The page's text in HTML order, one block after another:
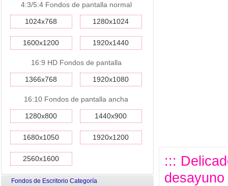
4:3/5:4 Fondos de pantalla normal
1024x768 1280x1024
1600x1200 1920x1440
16:9 HD Fondos de pantalla
1366x768 1920x1080
16:10 Fondos de pantalla ancha
1280x800 1440x900
1680x1050 1920x1200
2560x1600
Fondos de Escritorio Categoría
:::